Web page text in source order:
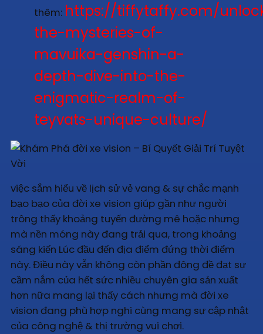
thêm: https://tiffytaffy.com/
the-mysteries-of-
mavuika-genshin-a-
depth-dive-into-the-
enigmatic-realm-of-
teyvats-unique-culture/
việc sắm hiểu về lịch sử vẻ vang & sự chắc mạnh
bạo bạo của đời xe vision giúp gần như người
trông thấy khoảng tuyến đường mê hoặc nhưng
mà nền móng này đang trải qua, trong khoảng
sáng kiến Lúc đầu đến địa điểm đứng thời điểm
này. Điều này vẫn không còn phần đông đề đạt sự
cầm nắm của hết sức nhiều chuyên gia sản xuất
hơn nữa mang lại thấy cách nhưng mà đời xe
vision đang phù hợp nghi cùng mang sự cập nhật
của công nghệ & thị trường vui chơi.